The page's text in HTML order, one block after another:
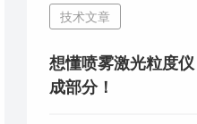
更强）3.取样方式：机械
式可选，适合绝大多数
压式/自回料（多...
技术文章
想懂喷雾激光粒度
成部分！